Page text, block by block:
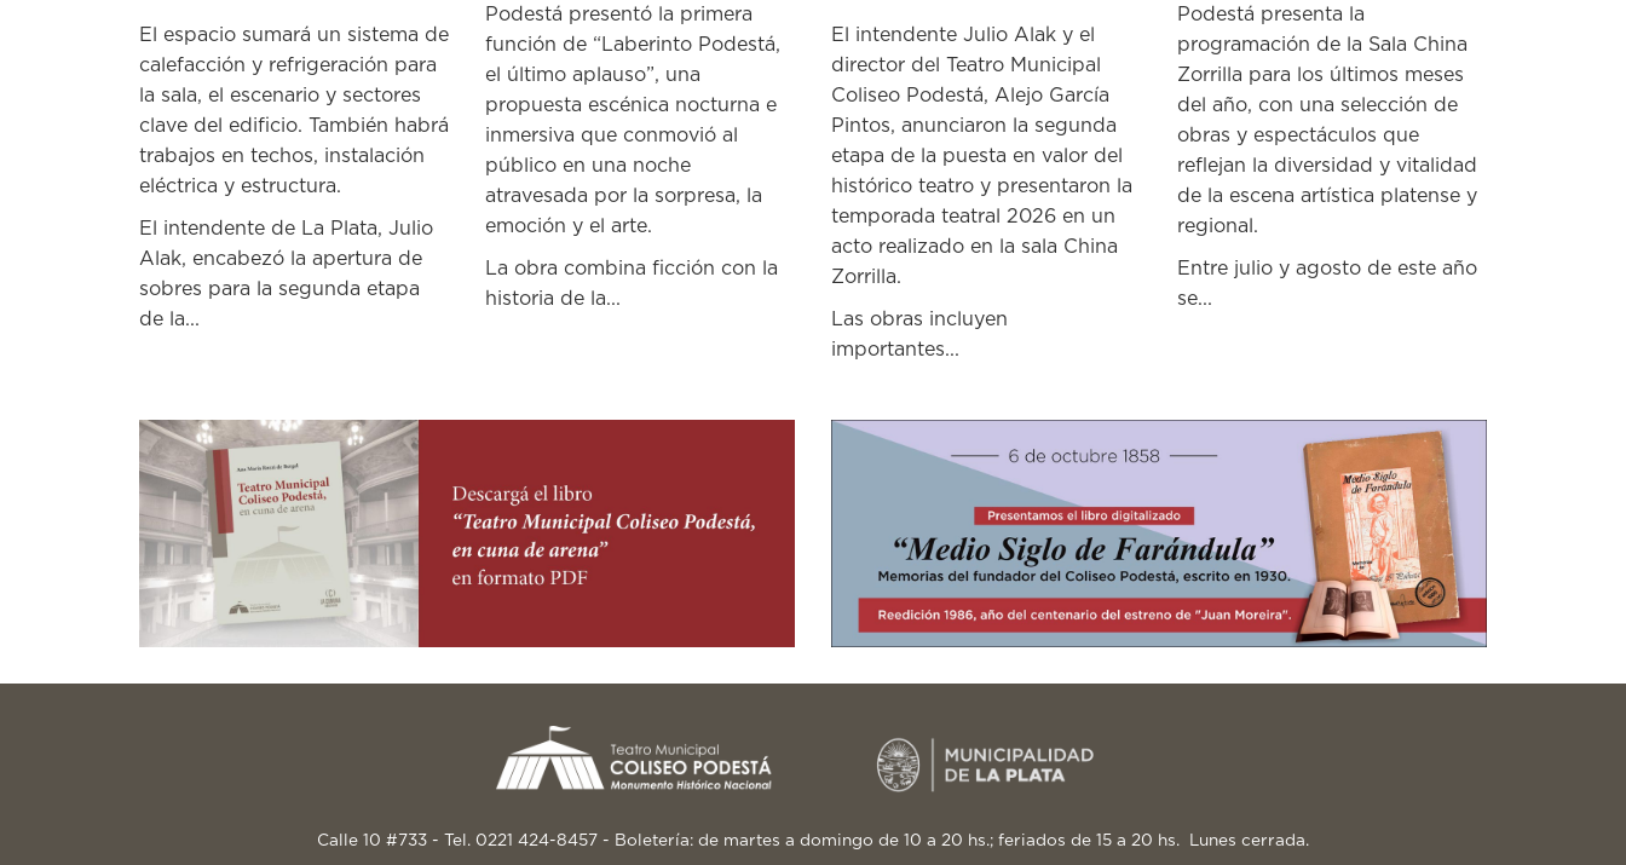
El espacio sumará un sistema de
calefacción y refrigeración para
la sala, el escenario y sectores
clave del edificio. También habrá
trabajos en techos, instalación
eléctrica y estructura.
El intendente de La Plata, Julio
Alak, encabezó la apertura de
sobres para la segunda etapa
de la...
Podestá presentó la primera
función de “Laberinto Podestá,
el último aplauso”, una
propuesta escénica nocturna e
inmersiva que conmovió al
público en una noche
atravesada por la sorpresa, la
emoción y el arte.
La obra combina ficción con la
historia de la...
El intendente Julio Alak y el
director del Teatro Municipal
Coliseo Podestá, Alejo García
Pintos, anunciaron la segunda
etapa de la puesta en valor del
histórico teatro y presentaron la
temporada teatral 2026 en un
acto realizado en la sala China
Zorrilla.
Las obras incluyen
importantes...
Podestá presenta la
programación de la Sala China
Zorrilla para los últimos meses
del año, con una selección de
obras y espectáculos que
reflejan la diversidad y vitalidad
de la escena artística platense y
regional.
Entre julio y agosto de este año
se...
Calle 10 #733 - Tel. 0221 424-8457 - Boletería: de martes a domingo de 10 a 20 hs.; feriados de 15 a 20 hs. Lunes cerrada.